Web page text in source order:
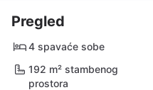
Pregled
4 spavaće sobe
192 m² stambenog
prostora